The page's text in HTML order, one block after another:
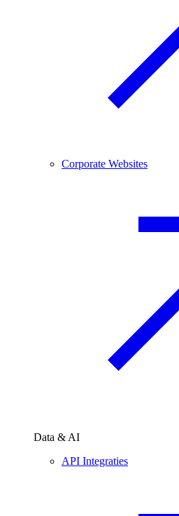
Corporate Websites
Data & AI
API Integraties